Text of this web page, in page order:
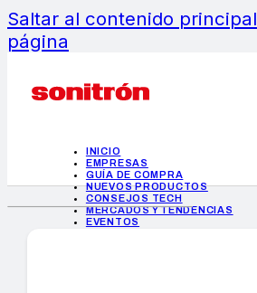
Saltar al contenido principal
página
INICIO
EMPRESAS
GUÍA DE COMPRA
NUEVOS PRODUCTOS
CONSEJOS TECH
MERCADOS Y TENDENCIAS
EVENTOS